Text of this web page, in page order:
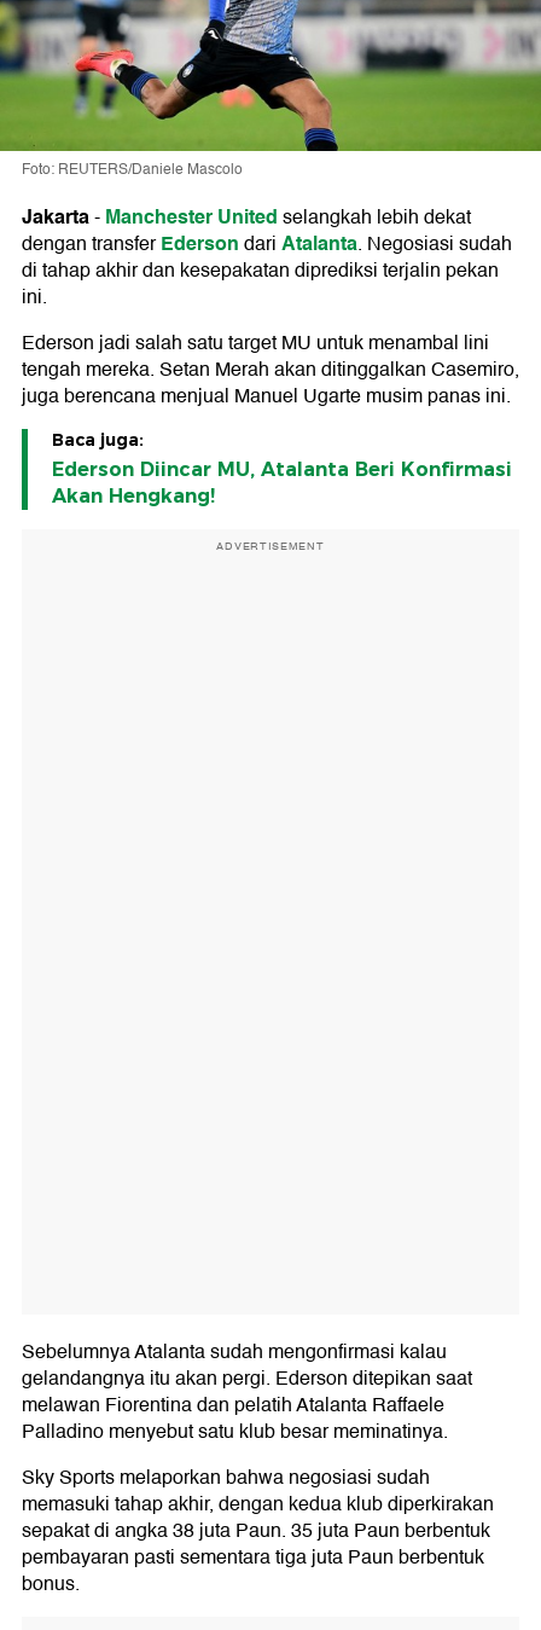
Foto: REUTERS/Daniele Mascolo
Jakarta-Manchester Unitedselangkah lebih dekat
dengan transferEdersondariAtalanta. Negosiasi sudah
di tahap akhir dan kesepakatan diprediksi terjalin pekan
ini.
Ederson jadi salah satu target MU untuk menambal lini
tengah mereka. Setan Merah akan ditinggalkan Casemiro,
juga berencana menjual Manuel Ugarte musim panas ini.
Baca juga:
Ederson Diincar MU, Atalanta Beri Konfirmasi
Akan Hengkang!
ADVERTISEMENT
Sebelumnya Atalanta sudah mengonfirmasi kalau
gelandangnya itu akan pergi. Ederson ditepikan saat
melawan Fiorentina dan pelatih Atalanta Raffaele
Palladino menyebut satu klub besar meminatinya.
Sky Sports melaporkan bahwa negosiasi sudah
memasuki tahap akhir, dengan kedua klub diperkirakan
sepakat di angka 38 juta Paun. 35 juta Paun berbentuk
pembayaran pasti sementara tiga juta Paun berbentuk
bonus.